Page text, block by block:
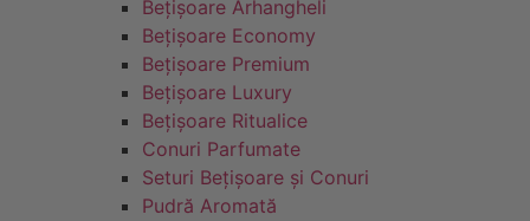
Bețișoare Arhangheli
Bețișoare Economy
Bețișoare Premium
Bețișoare Luxury
Bețișoare Ritualice
Conuri Parfumate
Seturi Bețișoare și Conuri
Pudră Aromată